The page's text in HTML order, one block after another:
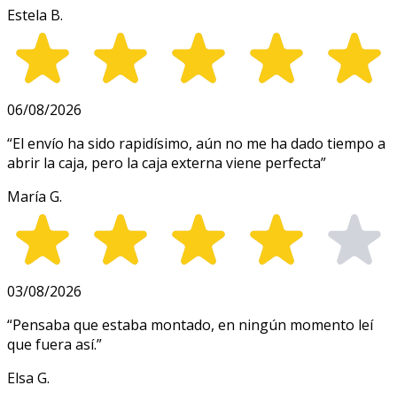
Estela B.
06/08/2026
“El envío ha sido rapidísimo, aún no me ha dado tiempo a
abrir la caja, pero la caja externa viene perfecta”
María G.
03/08/2026
“Pensaba que estaba montado, en ningún momento leí
que fuera así.”
Elsa G.